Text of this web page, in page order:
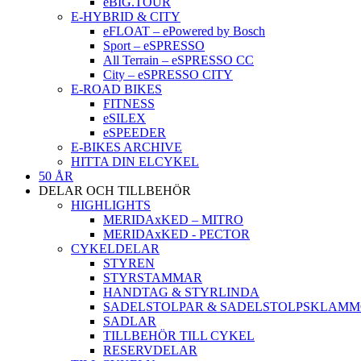
E-HYBRID & CITY
eFLOAT – ePowered by Bosch
Sport – eSPRESSO
All Terrain – eSPRESSO CC
City – eSPRESSO CITY
E-ROAD BIKES
FITNESS
eSILEX
eSPEEDER
E-BIKES ARCHIVE
HITTA DIN ELCYKEL
50 ÅR
DELAR OCH TILLBEHÖR
HIGHLIGHTS
MERIDAxKED – MITRO
MERIDAxKED - PECTOR
CYKELDELAR
STYREN
STYRSTAMMAR
HANDTAG & STYRLINDA
SADELSTOLPAR &
SADLAR
TILLBEHÖR TILL CYKEL
RESERVDELAR